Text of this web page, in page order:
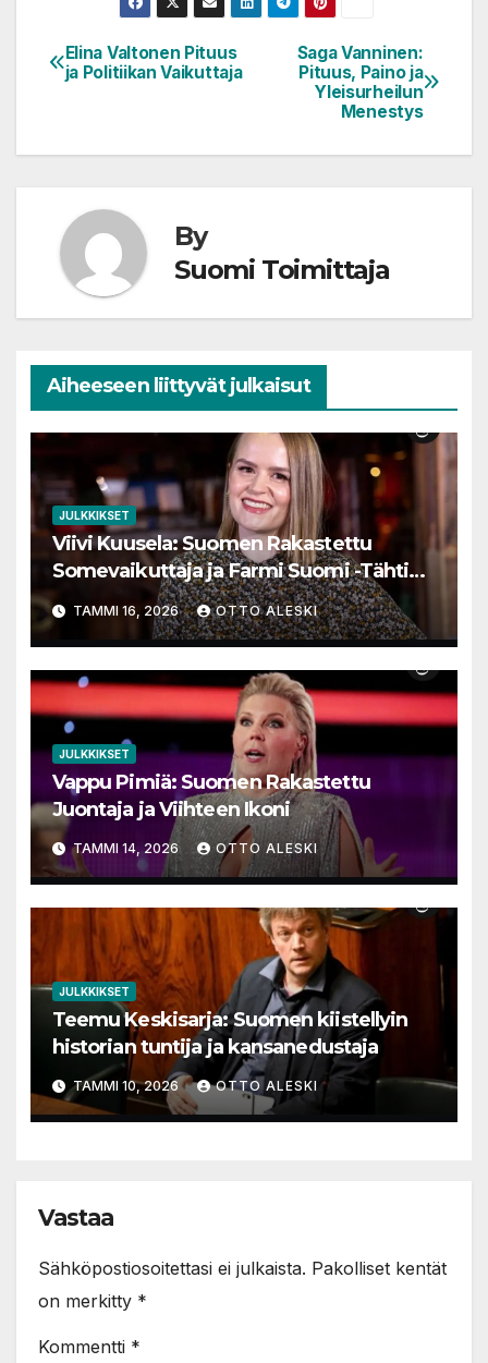
Artikkelien
Saga Vanninen:
Pituus, Paino ja
Yleisurheilun
Menestys
Elina Valtonen Pituus
ja Politiikan Vaikuttaja
By
Suomi Toimittaja
Aiheeseen liittyvät julkaisut
JULKKIKSET
Viivi Kuusela: Suomen Rakastettu
Somevaikuttaja ja Farmi Suomi -Tähtien
TAMMI 16, 2026 OTTO ALESKI
JULKKIKSET
Vappu Pimiä: Suomen Rakastettu
Juontaja ja Viihteen Ikoni
TAMMI 14, 2026 OTTO ALESKI
JULKKIKSET
Teemu Keskisarja: Suomen kiistellyin
historian tuntija ja kansanedustaja
TAMMI 10, 2026 OTTO ALESKI
Vastaa
Sähköpostiosoitettasi ei julkaista. Pakolliset kentät
on merkitty *
Kommentti *